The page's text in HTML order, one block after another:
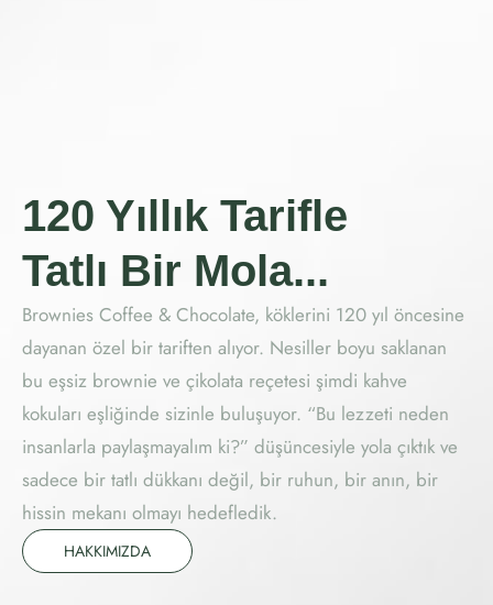
120 Yıllık Tarifle
Tatlı Bir Mola...
Brownies Coffee & Chocolate, köklerini 120 yıl öncesine
dayanan özel bir tariften alıyor. Nesiller boyu saklanan
bu eşsiz brownie ve çikolata reçetesi şimdi kahve
kokuları eşliğinde sizinle buluşuyor. “Bu lezzeti neden
insanlarla paylaşmayalım ki?” düşüncesiyle yola çıktık ve
sadece bir tatlı dükkanı değil, bir ruhun, bir anın, bir
hissin mekanı olmayı hedefledik.
HAKKIMIZDA